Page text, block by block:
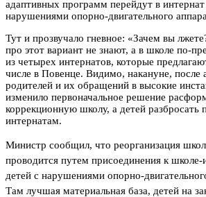
адаптивных программ перейдут в
нарушениями опорно-двигательного
Тут и прозвучало гневное: «Зачем вы
про этот вариант не знают, а в школе по-
из четырех интернатов, которые
числе в Повенце. Видимо, накануне, после
родителей и их обращений в высокие
изменило первоначальное решение
коррекционную школу, а детей
интернатам.
Министр сообщил, что реорганизация
проводится путем присоединения к
детей с нарушениями опорно-
Там лучшая материальная база, детей на